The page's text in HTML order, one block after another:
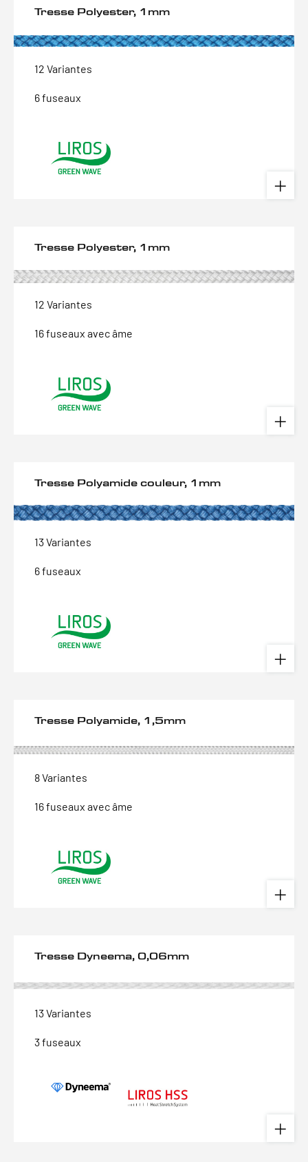
Tresse Polyester, 1mm
12 Variantes
6 fuseaux
Tresse Polyester, 1mm
12 Variantes
16 fuseaux avec âme
Tresse Polyamide couleur, 1mm
13 Variantes
6 fuseaux
Tresse Polyamide, 1,5mm
8 Variantes
16 fuseaux avec âme
Tresse Dyneema, 0,06mm
13 Variantes
3 fuseaux